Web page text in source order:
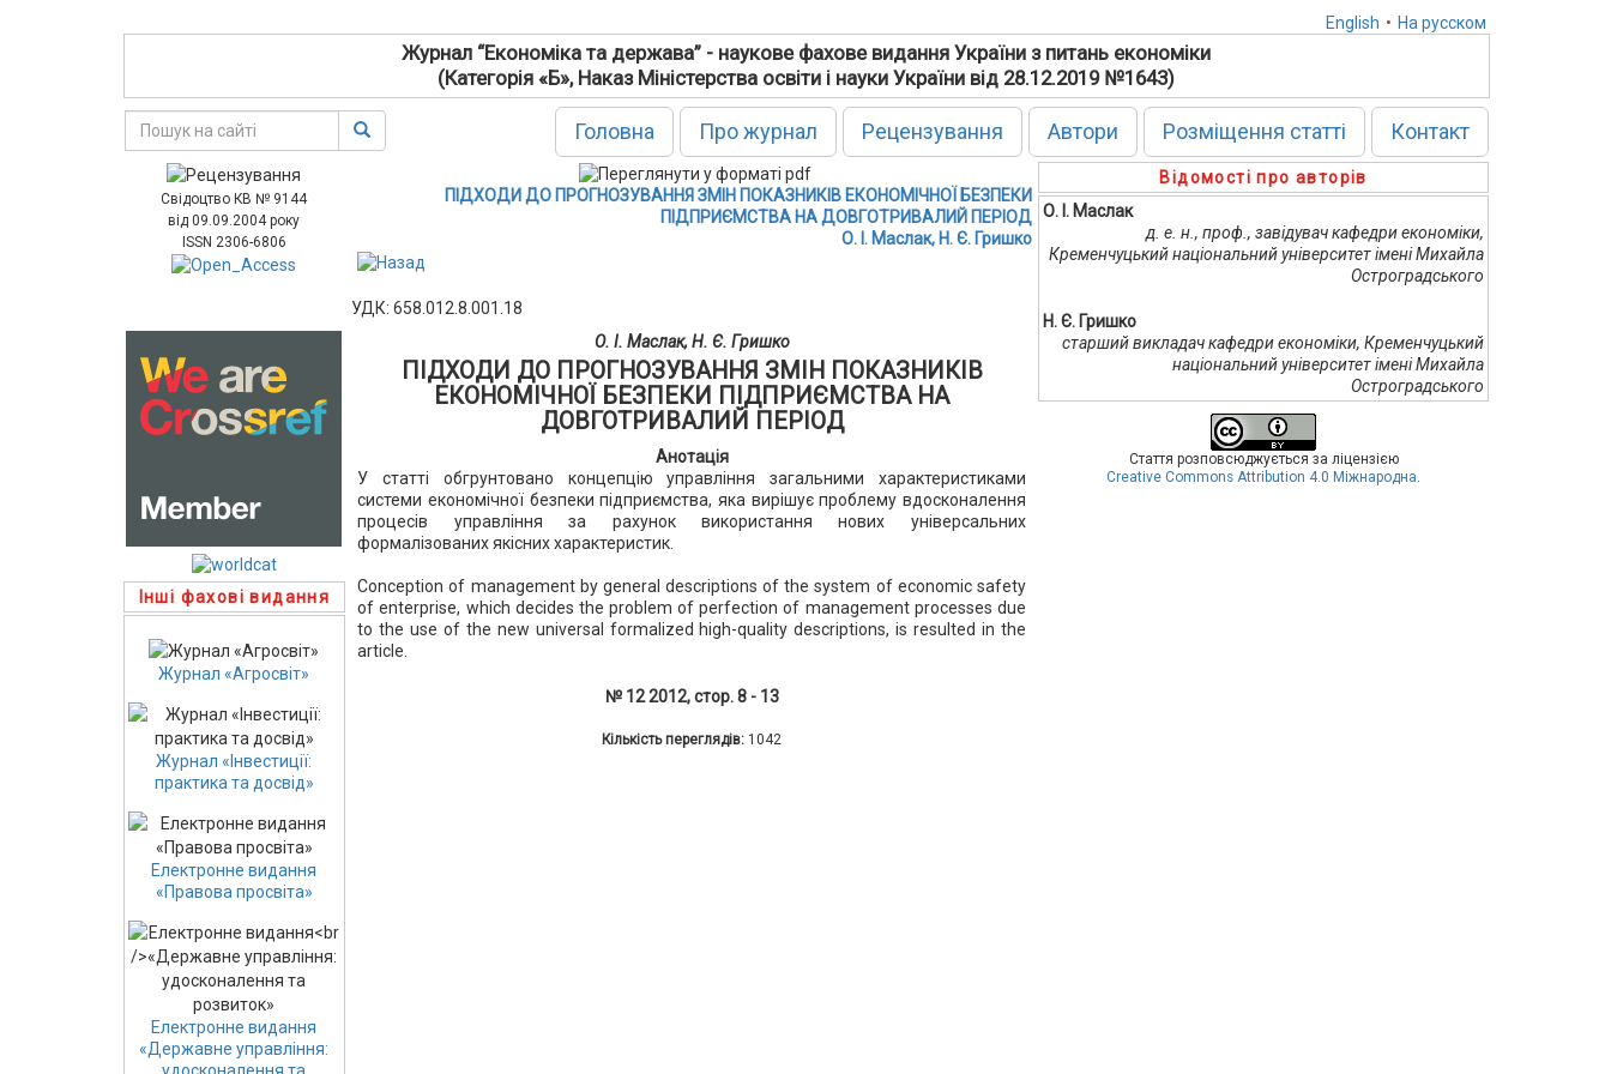
English • На русском
Журнал “Економіка та держава” - наукове фахове видання України з питань економіки
(Категорія «Б», Наказ Міністерства освіти і науки України від 28.12.2019 №1643)
Головна Про журнал Рецензування Автори Розміщення статті Контакт
Свідоцтво КВ № 9144
від 09.09.2004 року
ISSN 2306-6806
Інші фахові видання
Журнал «Агросвіт»
Журнал «Інвестиції:
практика та досвід»
Електронне видання
«Правова просвіта»
Електронне видання
«Державне управління:
ПІДХОДИ ДО ПРОГНОЗУВАННЯ ЗМІН ПОКАЗНИКІВ ЕКОНОМІЧНОЇ БЕЗПЕКИ
ПІДПРИЄМСТВА НА ДОВГОТРИВАЛИЙ ПЕРІОД
О. І. Маслак, Н. Є. Гришко
УДК: 658.012.8.001.18
О. І. Маслак, Н. Є. Гришко
ПІДХОДИ ДО ПРОГНОЗУВАННЯ ЗМІН ПОКАЗНИКІВ
ЕКОНОМІЧНОЇ БЕЗПЕКИ ПІДПРИЄМСТВА НА
ДОВГОТРИВАЛИЙ ПЕРІОД
Анотація
У статті обгрунтовано концепцію управління загальними характеристиками
системи економічної безпеки підприємства, яка вирішує проблему вдосконалення
процесів управління за рахунок використання нових універсальних
формалізованих якісних характеристик.
Conception of management by general descriptions of the system of economic safety
of enterprise, which decides the problem of perfection of management processes due
to the use of the new universal formalized high-quality descriptions, is resulted in the
article.
№ 12 2012, стор. 8 - 13
Кількість переглядів: 1042
Відомості про авторів
О. І. Маслак
д. е. н., проф., завідувач кафедри економіки,
Кременчуцький національний університет імені Михайла
Остроградського
Н. Є. Гришко
старший викладач кафедри економіки, Кременчуцький
національний університет імені Михайла
Остроградського
Стаття розповсюджується за ліцензією
Creative Commons Attribution 4.0 Міжнародна.